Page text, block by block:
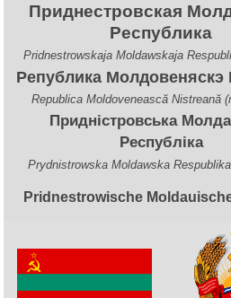
Приднестровская
Республика
Pridnestrowskaja Moldawskaja
Република Молдовеняскэ
Republica Moldovenească Nistreană
Придністровська
Республіка
Prydnistrowska Moldawska Respublika
Pridnestrowische